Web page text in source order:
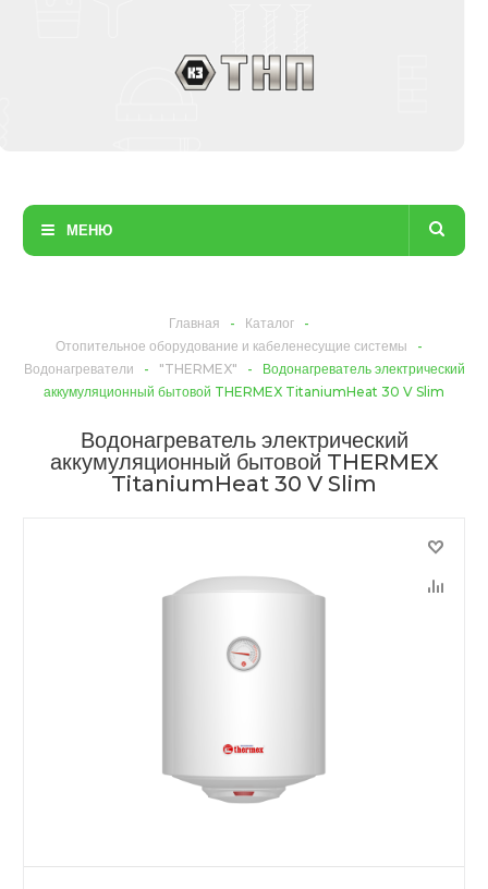
МЕНЮ
Главная - Каталог
-
Отопительное оборудование и кабеленесущие системы
-
Водонагреватели
- "THERMEX" -
Водонагреватель электрический
аккумуляционный бытовой THERMEX TitaniumHeat 30 V Slim
Водонагреватель электрический
аккумуляционный бытовой THERMEX
TitaniumHeat 30 V Slim